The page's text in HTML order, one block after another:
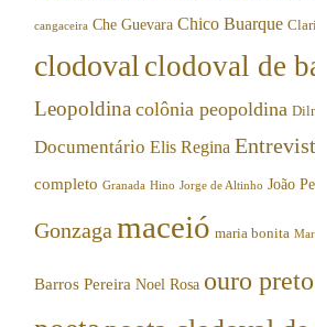
cangaceira Che Guevara Chico Buarque
clodoval clodoval de
Leopoldina colônia peopoldina
Documentário Elis Regina
completo Granada Hino Jorge de Altinho João
Gonzaga maceió maria bonita
Barros Pereira Noel Rosa ouro preto